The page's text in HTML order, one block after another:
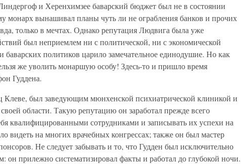
и Херенхимзее баварский бюджет был не в состоянии
монарх вынашивал планы чуть ли не ограбления банков и прочих
только в мечтах. Однако репутация Людвига была уже
был неприемлем ни с политической, ни с экономической
баварских политиков царило замечательное единодушие. Но как
же уволить монаршую особу! Здесь-то и пришло время
Гуддена.
Клеве, был заведующим мюнхенской психиатрической клиникой и
области. Такую репутацию он заработал прежде всего
квалифицированными сотрудниками и записывать их успехи на
видеть на многих врачебных конгрессах; также он был мастер
Не следует забывать и то, что Гудден был исключительно
он прилежно систематизировал факты и работал до глубокой ночи.